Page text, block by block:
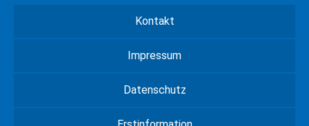
Kontakt
Impressum
Datenschutz